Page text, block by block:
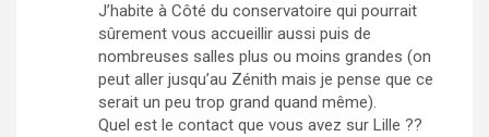
J’habite à Côté du conservatoire qui pourrait
sûrement vous accueillir aussi puis de
nombreuses salles plus ou moins grandes (on
peut aller jusqu’au Zénith mais je pense que ce
serait un peu trop grand quand même).
Quel est le contact que vous avez sur Lille ??